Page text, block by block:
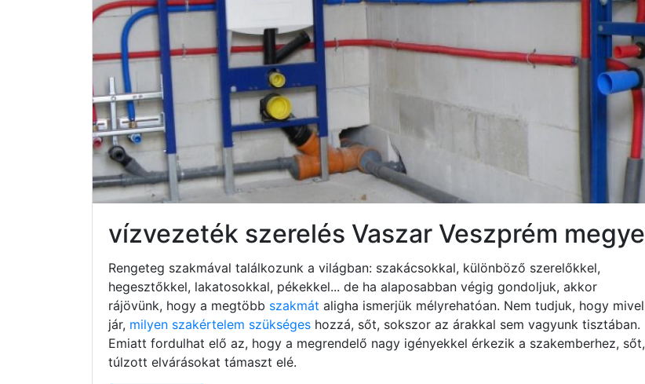
vízvezeték szerelés Vaszar Veszprém megye
Rengeteg szakmával találkozunk a világban: szakácsokkal, különböző szerelőkkel,
hegesztőkkel, lakatosokkal, pékekkel... de ha alaposabban végig gondoljuk, akkor
rájövünk, hogy a megtöbb szakmát aligha ismerjük mélyrehatóan. Nem tudjuk, hogy mivel
jár, milyen szakértelem szükséges hozzá, sőt, sokszor az árakkal sem vagyunk tisztában.
Emiatt fordulhat elő az, hogy a megrendelő nagy igényekkel érkezik a szakemberhez, sőt,
túlzott elvárásokat támaszt elé.